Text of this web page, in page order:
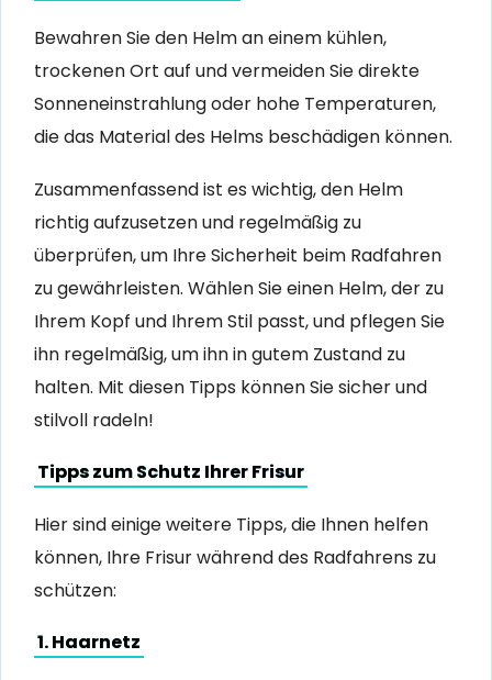
Bewahren Sie den Helm an einem kühlen,
trockenen Ort auf und vermeiden Sie direkte
Sonneneinstrahlung oder hohe Temperaturen,
die das Material des Helms beschädigen können.
Zusammenfassend ist es wichtig, den Helm
richtig aufzusetzen und regelmäßig zu
überprüfen, um Ihre Sicherheit beim Radfahren
zu gewährleisten. Wählen Sie einen Helm, der zu
Ihrem Kopf und Ihrem Stil passt, und pflegen Sie
ihn regelmäßig, um ihn in gutem Zustand zu
halten. Mit diesen Tipps können Sie sicher und
stilvoll radeln!
Tipps zum Schutz Ihrer Frisur
Hier sind einige weitere Tipps, die Ihnen helfen
können, Ihre Frisur während des Radfahrens zu
schützen:
1. Haarnetz